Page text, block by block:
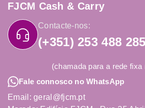
FJCM Cash & Carry
Contacte-nos:
(+351) 253 488 285
(chamada para a rede fixa
Fale connosco no WhatsApp
Email: geral@fjcm.pt